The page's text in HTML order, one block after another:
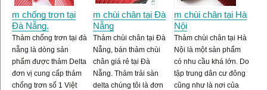
m chống trơn tại
Đà Nẵng.
Thảm chống trơn tại đà
nẵng là dòng sản
phẩm được thảm Delta
đơn vị cung cấp thảm
chống trơn số 1 Việt
m chùi chân tại Đà
Nẵng
Thảm chùi chân tại Đà
Nẵng, bán thảm chùi
chân giá rẻ tại Đà
Nẵng. Thảm trải sàn
delta chúng tôi là đơn
m chùi chân tại Hà
Nội
Thảm chùi chân tại Hà
Nội là một sản phẩm
có nhu cầu khá lớn. Do
tập trung dân cư đông
cũng như là nơi của